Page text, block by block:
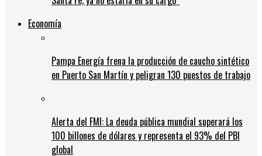
Economía
Pampa Energía frena la producción de caucho sintético
en Puerto San Martín y peligran 130 puestos de trabajo
Alerta del FMI: La deuda pública mundial superará los
100 billones de dólares y representa el 93% del PBI
global